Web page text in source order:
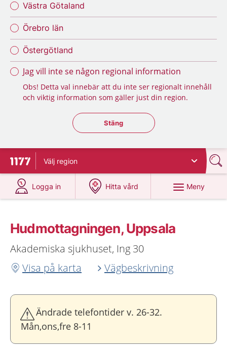
Västra Götaland
Örebro län
Östergötland
Jag vill inte se någon regional information
Obs! Detta val innebär att du inte ser regionalt innehåll
och viktig information som gäller just din region.
Stäng regionsväljaren
Stäng
Till startsidan för 1177
Välj region
Logga in
på 1177.se
Hitta vård
på 1177.se
Meny
Hudmottagningen, Uppsala
Akademiska sjukhuset, Ing 30
Visa på karta
Vägbeskrivning
Ändrade telefontider v. 26-32.
Mån,ons,fre 8-11